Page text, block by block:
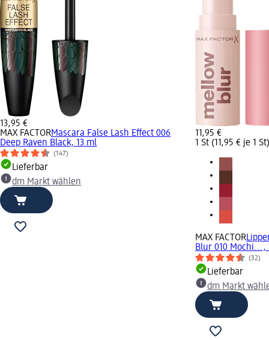
13,95 €
MAX FACTORMascara False Lash Effect 006
Deep Raven Black, 13 ml
(147)
Lieferbar
dm Markt wählen
11,95 €
1 St (11,95 € je 1 St)
MAX FACTOR
Blur 010 Mochi...,
(32)
Lieferbar
dm Markt